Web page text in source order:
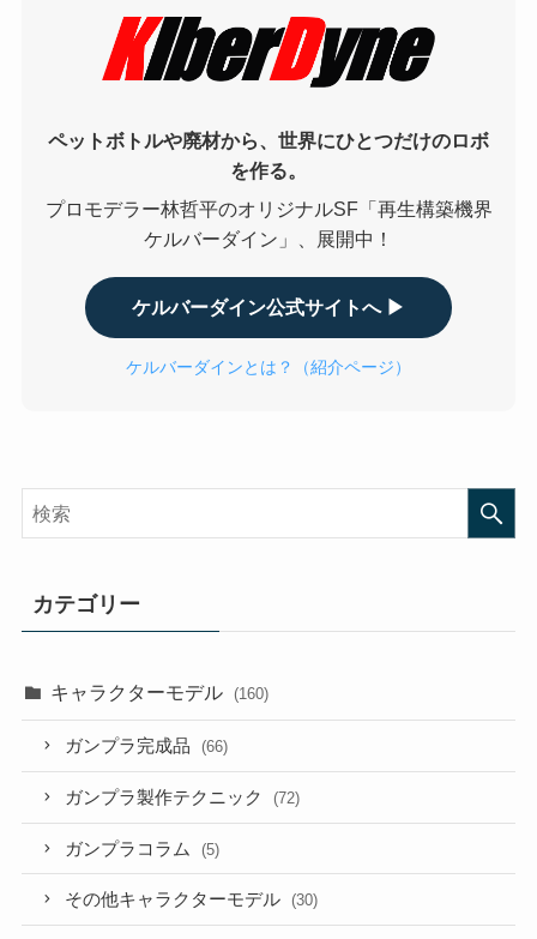
ペットボトルや廃材から、世界にひとつだけのロボ
を作る。
プロモデラー林哲平のオリジナルSF「再生構築機界
ケルバーダイン」、展開中！
ケルバーダイン公式サイトへ ▶
ケルバーダインとは？（紹介ページ）
カテゴリー
キャラクターモデル (160)
ガンプラ完成品 (66)
ガンプラ製作テクニック (72)
ガンプラコラム (5)
その他キャラクターモデル (30)